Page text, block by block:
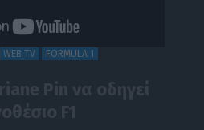
WEB TV FORMULA 1
Pin να οδηγεί
F1